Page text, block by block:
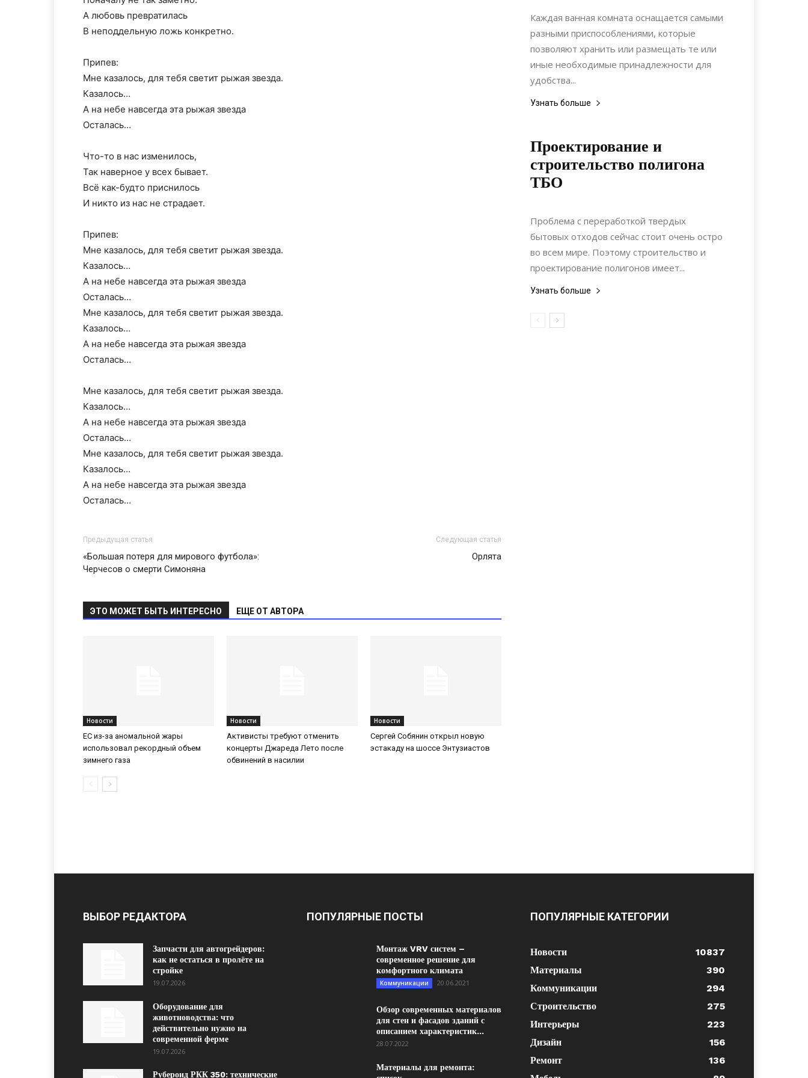
А любовь превратилась
В неподдельную ложь конкретно.
Припев:
Мне казалось, для тебя светит рыжая звезда.
Казалось…
А на небе навсегда эта рыжая звезда
Осталась…
Что-то в нас изменилось,
Так наверное у всех бывает.
Всё как-будто приснилось
И никто из нас не страдает.
Припев:
Мне казалось, для тебя светит рыжая звезда.
Казалось…
А на небе навсегда эта рыжая звезда
Осталась…
Мне казалось, для тебя светит рыжая звезда.
Казалось…
А на небе навсегда эта рыжая звезда
Осталась…
Мне казалось, для тебя светит рыжая звезда.
Казалось…
А на небе навсегда эта рыжая звезда
Осталась…
Мне казалось, для тебя светит рыжая звезда.
Казалось…
А на небе навсегда эта рыжая звезда
Осталась…
Предыдущая статья
«Большая потеря для мирового футбола»:
Черчесов о смерти Симоняна
Следующая статья
Орлята
ЭТО МОЖЕТ БЫТЬ ИНТЕРЕСНО ЕЩЕ ОТ АВТОРА
Новости
ЕС из-за аномальной жары
использовал рекордный объем
зимнего газа
Новости
Активисты требуют отменить
концерты Джареда Лето после
обвинений в насилии
Новости
Сергей Собянин открыл новую
эстакаду на шоссе Энтузиастов
Каждая ванная комната оснащается самыми
разными приспособлениями, которые
позволяют хранить или размещать те или
иные необходимые принадлежности для
удобства...
Узнать больше
Проектирование и
строительство полигона
ТБО
13.12.2020
Проблема с переработкой твердых
бытовых отходов сейчас стоит очень остро
во всем мире. Поэтому строительство и
проектирование полигонов имеет...
Узнать больше
ВЫБОР РЕДАКТОРА
Запчасти для автогрейдеров:
как не остаться в пролёте на
стройке
19.07.2026
Оборудование для
животноводства: что
действительно нужно на
современной ферме
19.07.2026
Рубероид РКК 350: технические
ПОПУЛЯРНЫЕ ПОСТЫ
Монтаж VRV систем –
современное решение для
комфортного климата
Коммуникации 20.06.2021
Обзор современных материалов
для стен и фасадов зданий с
описанием характеристик...
28.07.2022
Материалы для ремонта:
ПОПУЛЯРНЫЕ КАТЕГОРИИ
Новости
10837
Материалы
390
Коммуникации
294
Строительство
275
Интерьеры
223
Дизайн
156
Ремонт
136